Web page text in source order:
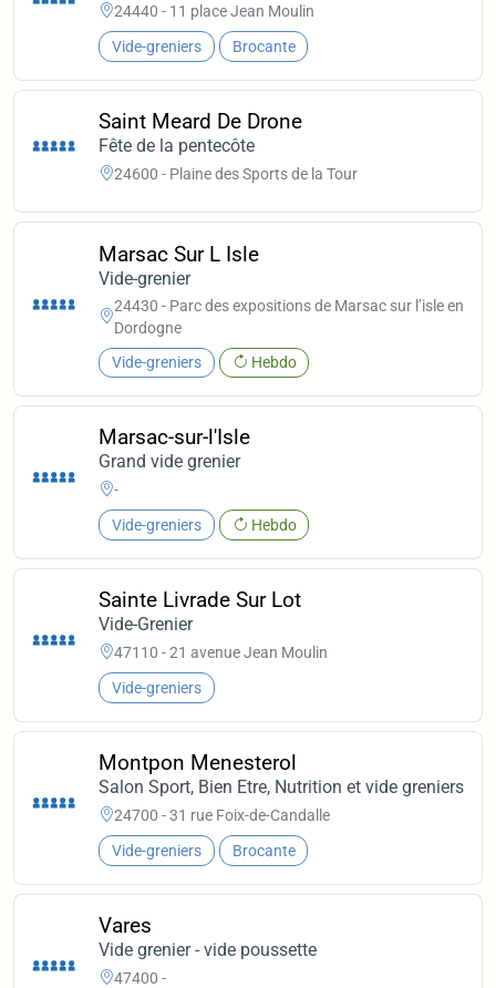
24440 - 11 place Jean Moulin
Vide-greniers Brocante
Saint Meard De Drone
Fête de la pentecôte
24600 - Plaine des Sports de la Tour
Marsac Sur L Isle
Vide-grenier
24430 - Parc des expositions de Marsac sur l’isle en
Dordogne
Vide-greniers Hebdo
Marsac-sur-l'Isle
Grand vide grenier
-
Vide-greniers Hebdo
Sainte Livrade Sur Lot
Vide-Grenier
47110 - 21 avenue Jean Moulin
Vide-greniers
Montpon Menesterol
Salon Sport, Bien Etre, Nutrition et vide greniers
24700 - 31 rue Foix-de-Candalle
Vide-greniers Brocante
Vares
Vide grenier - vide poussette
47400 -